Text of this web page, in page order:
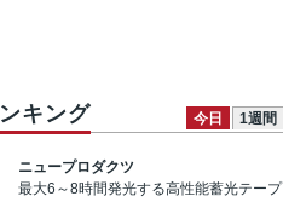
キング 今日 1週間
ニュープロダクツ
最大6～8時間発光する高性能蓄光テープ